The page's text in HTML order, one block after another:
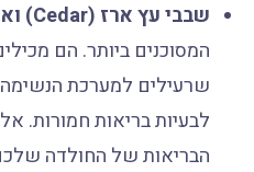
שבבי עץ ארז (Cedar) ואורן (Pine):
המסוכנים ביותר. הם
שרעילים למערכת הנשימה
לבעיות בריאות חמורות.
הבריאות של החולדה